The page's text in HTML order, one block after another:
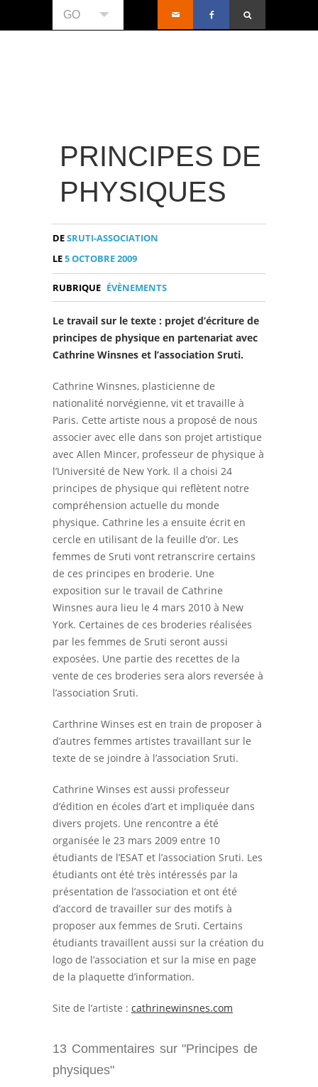
GO
PRINCIPES DE
PHYSIQUES
DESRUTI-ASSOCIATION
LE5 OCTOBRE 2009
RUBRIQUE ÉVÈNEMENTS
Le travail sur le texte : projet d’écriture de
principes de physique en partenariat avec
Cathrine Winsnes et l’association Sruti.
Cathrine Winsnes, plasticienne de
nationalité norvégienne, vit et travaille à
Paris. Cette artiste nous a proposé de nous
associer avec elle dans son projet artistique
avec Allen Mincer, professeur de physique à
l’Université de New York. Il a choisi 24
principes de physique qui reflètent notre
compréhension actuelle du monde
physique. Cathrine les a ensuite écrit en
cercle en utilisant de la feuille d’or. Les
femmes de Sruti vont retranscrire certains
de ces principes en broderie. Une
exposition sur le travail de Cathrine
Winsnes aura lieu le 4 mars 2010 à New
York. Certaines de ces broderies réalisées
par les femmes de Sruti seront aussi
exposées. Une partie des recettes de la
vente de ces broderies sera alors reversée à
l’association Sruti.
Carthrine Winses est en train de proposer à
d’autres femmes artistes travaillant sur le
texte de se joindre à l’association Sruti.
Cathrine Winses est aussi professeur
d’édition en écoles d’art et impliquée dans
divers projets. Une rencontre a été
organisée le 23 mars 2009 entre 10
étudiants de l’ESAT et l’association Sruti. Les
étudiants ont été très intéressés par la
présentation de l’association et ont été
d’accord de travailler sur des motifs à
proposer aux femmes de Sruti. Certains
étudiants travaillent aussi sur la création du
logo de l’association et sur la mise en page
de la plaquette d’information.
Site de l’artiste : cathrinewinsnes.com
13 Commentaires sur "Principes de
physiques"